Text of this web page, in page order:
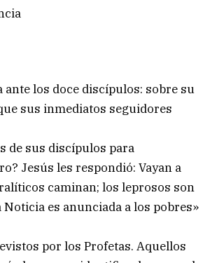
los doce discípulos: sobre su
sus inmediatos seguidores
de sus discípulos para
Jesús les respondió: Vayan a
caminan; los leprosos son
es anunciada a los pobres»
por los Profetas. Aquellos